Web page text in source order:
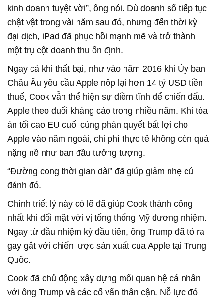
kinh doanh tuyệt vời”, ông nói. Dù doanh số tiếp tục
chật vật trong vài năm sau đó, nhưng đến thời kỳ
đại dịch, iPad đã phục hồi mạnh mẽ và trở thành
một trụ cột doanh thu ổn định.
Ngay cả khi thất bại, như vào năm 2016 khi Ủy ban
Châu Âu yêu cầu Apple nộp lại hơn 14 tỷ USD tiền
thuế, Cook vẫn thể hiện sự điềm tĩnh để chiến đấu.
Apple theo đuổi kháng cáo trong nhiều năm. Khi tòa
án tối cao EU cuối cùng phán quyết bất lợi cho
Apple vào năm ngoái, chi phí thực tế không còn quá
nặng nề như ban đầu tưởng tượng.
“Đường cong thời gian dài” đã giúp giảm nhẹ cú
đánh đó.
Chính triết lý này có lẽ đã giúp Cook thành công
nhất khi đối mặt với vị tổng thống Mỹ đương nhiệm.
Ngay từ đầu nhiệm kỳ đầu tiên, ông Trump đã tỏ ra
gay gắt với chiến lược sản xuất của Apple tại Trung
Quốc.
Cook đã chủ động xây dựng mối quan hệ cá nhân
với ông Trump và các cố vấn thân cận. Nỗ lực đó